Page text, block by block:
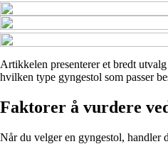
Artikkelen presenterer et bredt
hvilken type gyngestol som passer
Faktorer å vurdere
Når du velger en gyngestol, handler